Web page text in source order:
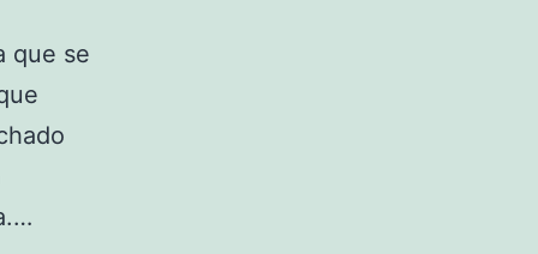
que se